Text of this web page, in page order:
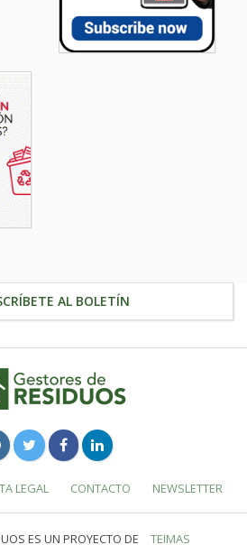
AL BOLETÍN
LEGAL CONTACTO NEWSLETTER
ES UN PROYECTO DE TEIMAS